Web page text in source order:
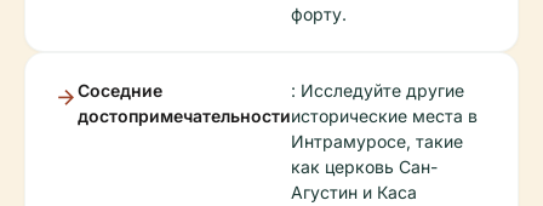
форту.
Соседние
достопримечательности
: Исследуйте другие
исторические места в
Интрамуросе, такие
как церковь Сан-
Агустин и Каса